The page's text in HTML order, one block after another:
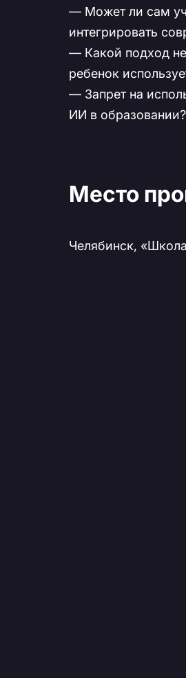
— Может ли сам
интегрировать
— Какой подход
ребенок
— Запрет на
ИИ в образовании?
Место
Челябинск,